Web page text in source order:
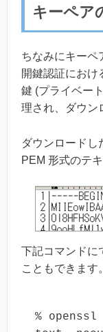
キーペア
ちなみにキーペ
開鍵認証におけ
鍵 (プライベー
理され、ダウン
ダウンロードし
PEM 形式のテ
下記コマンドに
こともできます
%